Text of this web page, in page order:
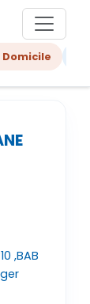
Domicile
,BAB